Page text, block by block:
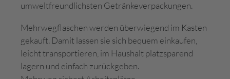
umweltfreundlichsten Getränkeverpackungen.
Mehrwegflaschen werden überwiegend im Kasten
gekauft. Damit lassen sie sich bequem einkaufen,
leicht transportieren, im Haushalt platzsparend
lagern und einfach zurückgeben.